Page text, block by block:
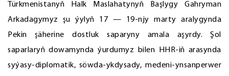
Türkmenistanyň Halk Maslahatynyň Başlygy Gahryman
Arkadagymyz şu ýylyň 17 — 19-njy marty aralygynda
Pekin şäherine dostluk saparyny amala aşyrdy. Şol
saparlaryň dowamynda ýurdumyz bilen HHR-iň arasynda
syýasy-diplomatik, söwda-ykdysady, medeni-ynsanperwer